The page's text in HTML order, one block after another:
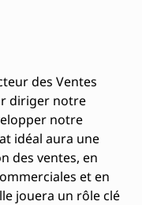
des Ventes
diriger notre
notre
idéal aura une
des ventes, en
et en
jouera un rôle clé